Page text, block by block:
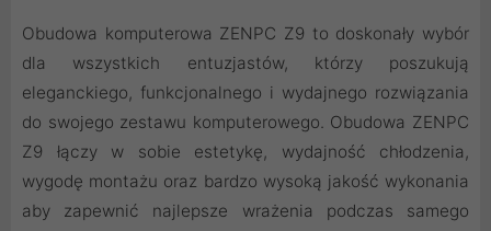
Obudowa komputerowa ZENPC Z9 to doskonały wybór
dla wszystkich entuzjastów, którzy poszukują
eleganckiego, funkcjonalnego i wydajnego rozwiązania
do swojego zestawu komputerowego. Obudowa ZENPC
Z9 łączy w sobie estetykę, wydajność chłodzenia,
wygodę montażu oraz bardzo wysoką jakość wykonania
aby zapewnić najlepsze wrażenia podczas samego